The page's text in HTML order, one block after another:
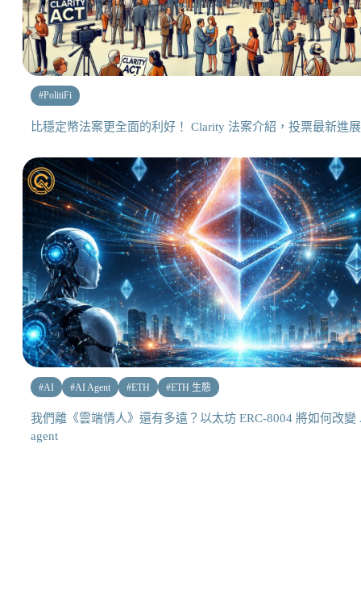
#PolitiFi
比穩定幣法案更全面的利好！ Clarity 法案介紹，投票最新進展
#AI #AI Agent #ETH #ETH 生態
我們離《雲端情人》還有多遠？以太坊 ERC-8004 將如何改變
agent